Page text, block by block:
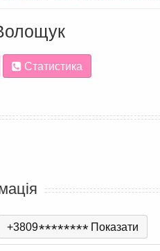
Статистика
+3809******** Показати